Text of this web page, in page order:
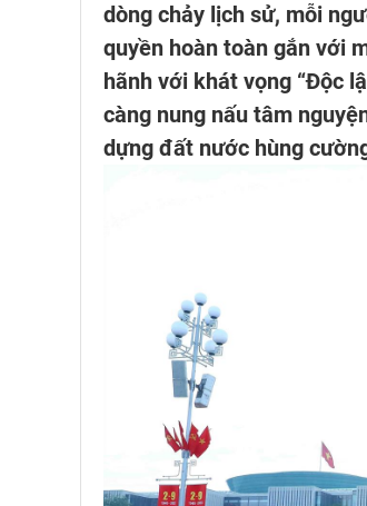
dòng chảy lịch sử, mỗi
quyền hoàn toàn gắn với
hãnh với khát vọng “Độc
càng nung nấu tâm
dựng đất nước hùng